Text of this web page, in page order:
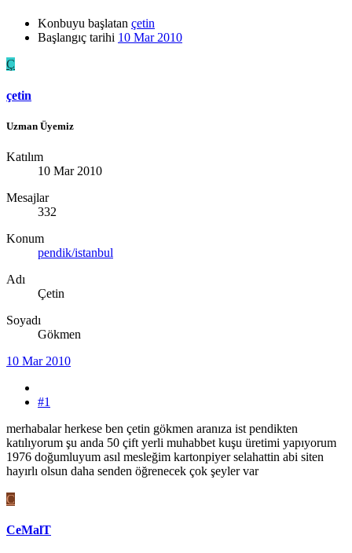
Konbuyu başlatan çetin
Başlangıç tarihi 10 Mar 2010
Ç
çetin
Uzman Üyemiz
Katılım
10 Mar 2010
Mesajlar
332
Konum
pendik/istanbul
Adı
Çetin
Soyadı
Gökmen
10 Mar 2010
#1
merhabalar herkese ben çetin gökmen aranıza ist pendikten
katılıyorum şu anda 50 çift yerli muhabbet kuşu üretimi yapıyorum
1976 doğumluyum asıl mesleğim kartonpiyer selahattin abi siten
hayırlı olsun daha senden öğrenecek çok şeyler var
C
CeMalT